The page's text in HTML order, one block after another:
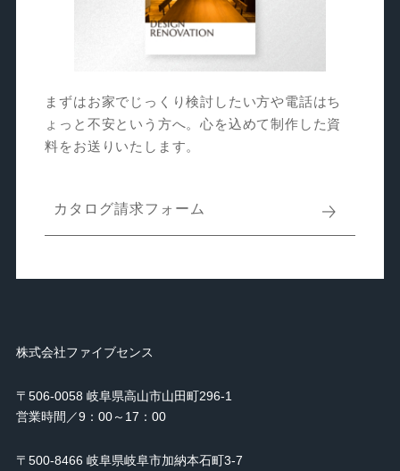
まずはお家でじっくり検討したい方や電話はち
ょっと不安という方へ。心を込めて制作した資
料をお送りいたします。
カタログ請求フォーム
株式会社ファイブセンス
〒506-0058 岐阜県高山市山田町296-1
営業時間／9：00～17：00
〒500-8466 岐阜県岐阜市加納本石町3-7